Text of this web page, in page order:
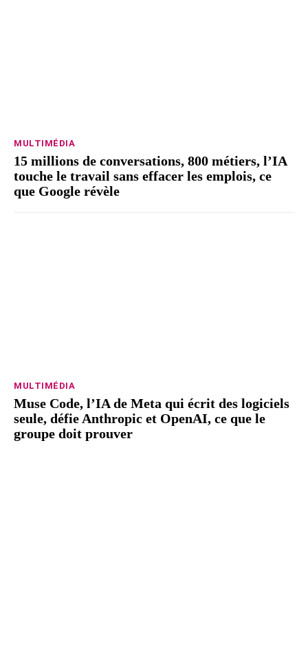
MULTIMÉDIA
15 millions de conversations, 800 métiers, l’IA
touche le travail sans effacer les emplois, ce
que Google révèle
MULTIMÉDIA
Muse Code, l’IA de Meta qui écrit des logiciels
seule, défie Anthropic et OpenAI, ce que le
groupe doit prouver